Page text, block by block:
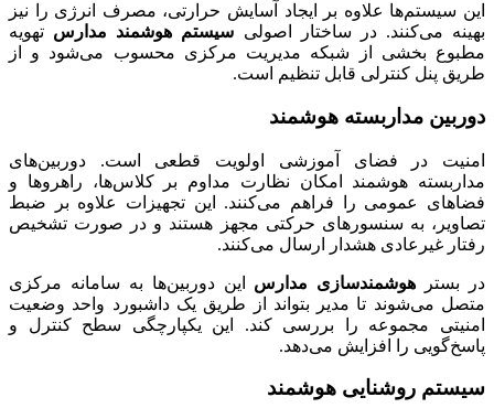
این سیستم‌ها علاوه بر ایجاد آسایش حرارتی، مصرف انرژی را نیز
بهینه می‌کنند. در ساختار اصولی سیستم هوشمند مدارس تهویه
مطبوع بخشی از شبکه مدیریت مرکزی محسوب می‌شود و از
طریق پنل کنترلی قابل تنظیم است.
دوربین مداربسته هوشمند
امنیت در فضای آموزشی اولویت قطعی است. دوربین‌های
مداربسته هوشمند امکان نظارت مداوم بر کلاس‌ها، راهروها و
فضاهای عمومی را فراهم می‌کنند. این تجهیزات علاوه بر ضبط
تصاویر، به سنسورهای حرکتی مجهز هستند و در صورت تشخیص
رفتار غیرعادی هشدار ارسال می‌کنند.
در بستر هوشمندسازی مدارس این دوربین‌ها به سامانه مرکزی
متصل می‌شوند تا مدیر بتواند از طریق یک داشبورد واحد وضعیت
امنیتی مجموعه را بررسی کند. این یکپارچگی سطح کنترل و
پاسخ‌گویی را افزایش می‌دهد.
سیستم روشنایی هوشمند